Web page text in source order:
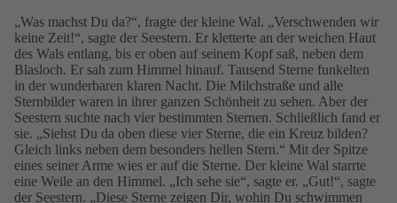
„Was machst Du da?“, fragte der kleine Wal. „Verschwenden wir
keine Zeit!“, sagte der Seestern. Er kletterte an der weichen Haut
des Wals entlang, bis er oben auf seinem Kopf saß, neben dem
Blasloch. Er sah zum Himmel hinauf. Tausend Sterne funkelten
in der wunderbaren klaren Nacht. Die Milchstraße und alle
Sternbilder waren in ihrer ganzen Schönheit zu sehen. Aber der
Seestern suchte nach vier bestimmten Sternen. Schließlich fand er
sie. „Siehst Du da oben diese vier Sterne, die ein Kreuz bilden?
Gleich links neben dem besonders hellen Stern.“ Mit der Spitze
eines seiner Arme wies er auf die Sterne. Der kleine Wal starrte
eine Weile an den Himmel. „Ich sehe sie“, sagte er. „Gut!“, sagte
der Seestern. „Diese Sterne zeigen Dir, wohin Du schwimmen